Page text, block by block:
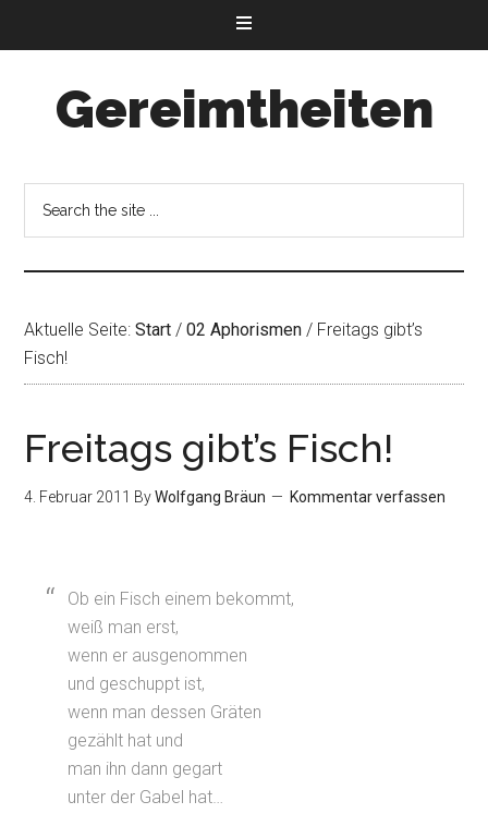
Gereimtheiten
Aktuelle Seite:Start / 02 Aphorismen / Freitags gibt’s
Fisch!
Freitags gibt’s Fisch!
4. Februar 2011 ByWolfgang Bräun Kommentar verfassen
Ob ein Fisch einem bekommt,
weiß man erst,
wenn er ausgenommen
und geschuppt ist,
wenn man dessen Gräten
gezählt hat und
man ihn dann gegart
unter der Gabel hat…